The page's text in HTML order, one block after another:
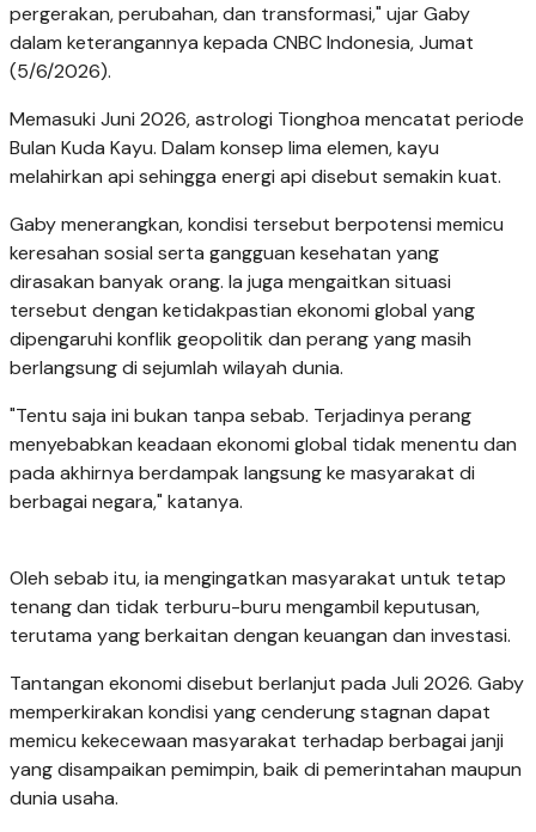
pergerakan, perubahan, dan transformasi," ujar Gaby
dalam keterangannya kepada CNBC Indonesia, Jumat
(5/6/2026).
Memasuki Juni 2026, astrologi Tionghoa mencatat periode
Bulan Kuda Kayu. Dalam konsep lima elemen, kayu
melahirkan api sehingga energi api disebut semakin kuat.
Gaby menerangkan, kondisi tersebut berpotensi memicu
keresahan sosial serta gangguan kesehatan yang
dirasakan banyak orang. Ia juga mengaitkan situasi
tersebut dengan ketidakpastian ekonomi global yang
dipengaruhi konflik geopolitik dan perang yang masih
berlangsung di sejumlah wilayah dunia.
"Tentu saja ini bukan tanpa sebab. Terjadinya perang
menyebabkan keadaan ekonomi global tidak menentu dan
pada akhirnya berdampak langsung ke masyarakat di
berbagai negara," katanya.
Oleh sebab itu, ia mengingatkan masyarakat untuk tetap
tenang dan tidak terburu-buru mengambil keputusan,
terutama yang berkaitan dengan keuangan dan investasi.
Tantangan ekonomi disebut berlanjut pada Juli 2026. Gaby
memperkirakan kondisi yang cenderung stagnan dapat
memicu kekecewaan masyarakat terhadap berbagai janji
yang disampaikan pemimpin, baik di pemerintahan maupun
dunia usaha.